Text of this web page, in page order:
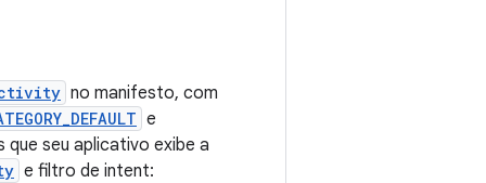
no manifesto, com
e
seu aplicativo exibe a
e filtro de intent: